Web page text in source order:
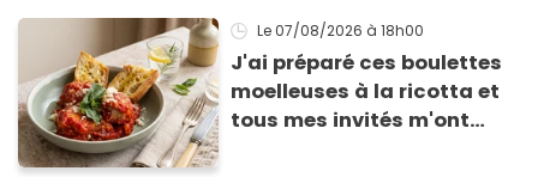
Le 07/08/2026 à 18h00
J'ai préparé ces boulettes
moelleuses à la ricotta et
tous mes invités m'ont